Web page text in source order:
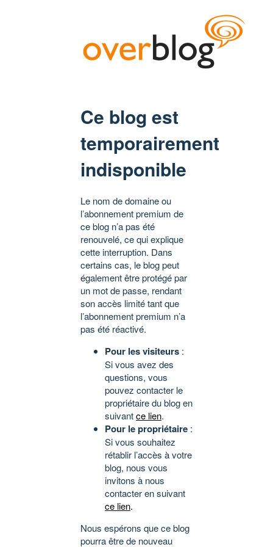
Ce blog est
temporairement
indisponible
Le nom de domaine ou
l’abonnement premium de
ce blog n’a pas été
renouvelé, ce qui explique
cette interruption. Dans
certains cas, le blog peut
également être protégé par
un mot de passe, rendant
son accès limité tant que
l’abonnement premium n’a
pas été réactivé.
Pour les visiteurs :
Si vous avez des
questions, vous
pouvez contacter le
propriétaire du blog en
suivantce lien.
Pour le propriétaire :
Si vous souhaitez
rétablir l’accès à votre
blog, nous vous
invitons à nous
contacter en suivant
ce lien.
Nous espérons que ce blog
pourra être de nouveau